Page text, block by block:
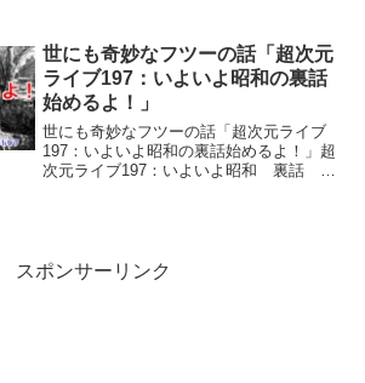
い。そうすれば、あなた自身の意思で楽
しい社会を創造することが出来...
世にも奇妙なフツーの話「超次元
ライブ197：いよいよ昭和の裏話
始めるよ！」
世にも奇妙なフツーの話「超次元ライブ
197：いよいよ昭和の裏話始めるよ！」超
次元ライブ197：いよいよ昭和 裏話 始
スポンサーリンク